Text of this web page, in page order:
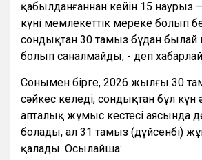
қабылданғаннан кейін 15 наурыз
күні мемлекеттік мереке болып
сондықтан 30 тамыз бұдан былай
болып саналмайды, - деп
Сонымен бірге, 2026 жылғы 30
сәйкес келеді, сондықтан бұл күн
апталық жұмыс кестесі аясында
болады, ал 31 тамыз (дүйсенбі)
қалады. Осылайша: